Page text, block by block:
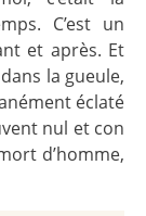
C’est un
et après. Et
la gueule,
éclaté
nul et con
d’homme,